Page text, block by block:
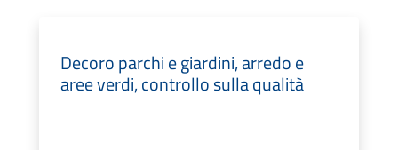
Decoro parchi e giardini, arredo e
aree verdi, controllo sulla qualità